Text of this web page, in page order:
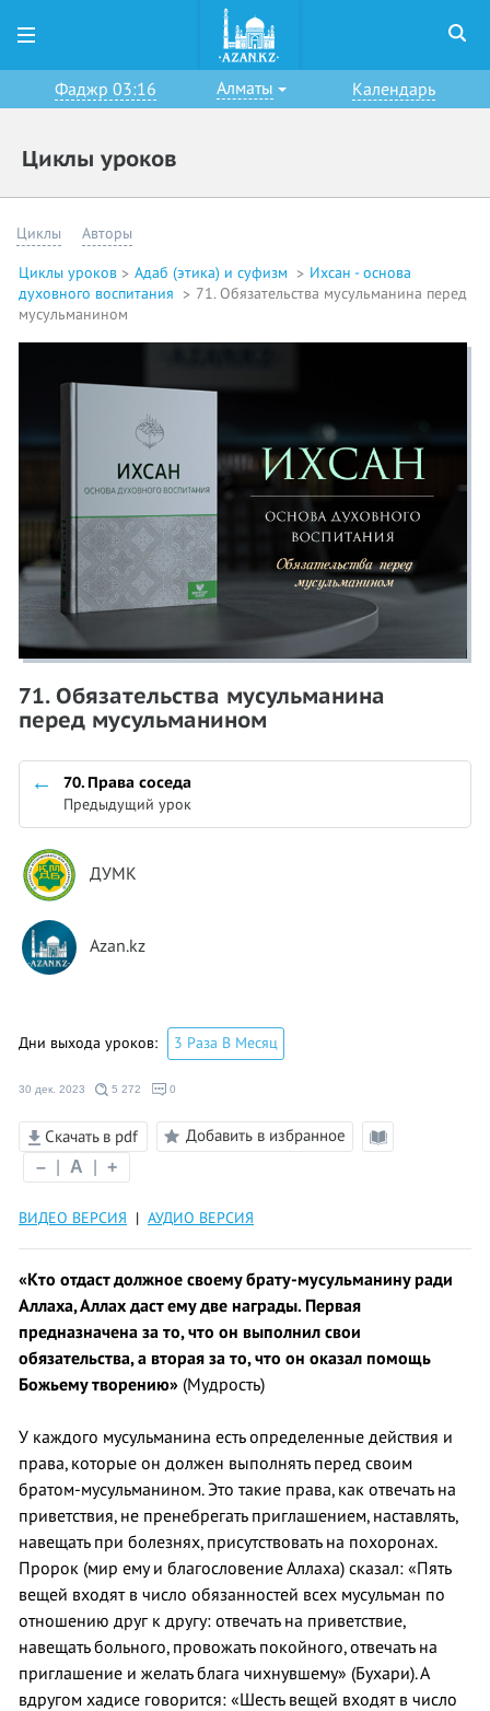
Фаджр 03:16 Алматы Календарь
Циклы уроков
Циклы Авторы
Циклы уроков Адаб (этика) и суфизм
Ихсан - основа
духовного воспитания
71. Обязательства мусульманина перед
мусульманином
71. Обязательства мусульманина
перед мусульманином
70. Права соседа
Предыдущий урок
ДУМК
Azan.kz
Дни выхода уроков: 3 Раза В Месяц
30 дек. 2023 5 272 0
Скачать в pdf
Добавить в избранное
– A +
ВИДЕО ВЕРСИЯ | АУДИО ВЕРСИЯ
«Кто отдаст должное своему брату-мусульманину ради
Аллаха,Аллах даст ему две награды. Первая
предназначена за то,что он выполнил свои
обязательства,а вторая за то, что он оказал помощь
Божьему творению» (Мудрость)
У каждого мусульманина есть определенные действия и
права, которые он должен выполнять перед своим
братом-мусульманином. Это такие права, как отвечать на
приветствия, не пренебрегать приглашением, наставлять,
навещать при болезнях, присутствовать на похоронах.
Пророк (мир ему и благословение Аллаха) сказал: «Пять
вещей входят в число обязанностей всех мусульман по
отношению друг к другу: отвечать на приветствие,
навещать больного, провожать покойного, отвечать на
приглашение и желать блага чихнувшему» (Бухари). А
вдругом хадисе говорится: «Шесть вещей входят в число